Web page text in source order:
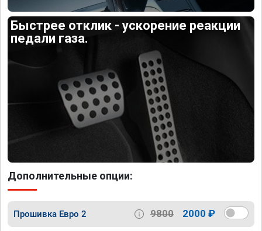
Быстрее отклик - ускорение реакции
педали газа.
Дополнительные опции:
Прошивка Евро 2 9800 2000 ₽